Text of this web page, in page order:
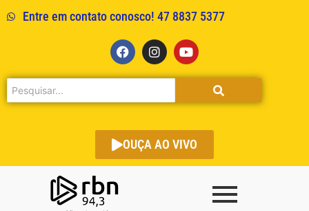
Entre em contato conosco! 47 8837 5377
OUÇA AO VIVO